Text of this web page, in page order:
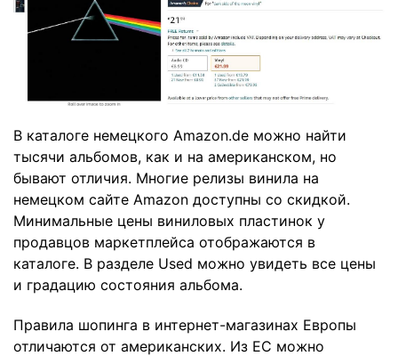
В каталоге немецкого Amazon.de можно найти
тысячи альбомов, как и на американском, но
бывают отличия. Многие релизы винила на
немецком сайте Amazon доступны со скидкой.
Минимальные цены виниловых пластинок у
продавцов маркетплейса отображаются в
каталоге. В разделе Used можно увидеть все цены
и градацию состояния альбома.
Правила шопинга в интернет-магазинах Европы
отличаются от американских. Из ЕС можно